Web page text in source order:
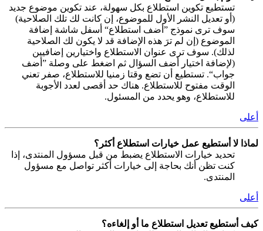
تستطيع تكوين استطلاع بكل سهولة، عند تكوين موضوع جديد
(أو تعديل النشر الأول للموضوع، إن كانت لك تلك الصلاحية)
سوف ترى نموذج ”أضف استطلاع“ أسفل شاشة إضافة
الموضوع (إن لم ترَ هذه الإضافة قد لا يكون لك الصلاحية
لذلك). سوف ترى عنوان الاستطلاع واختيارين إضافيين
(لإضافة اختيار أضف السؤال ثم اضغط على وصلة ”أضف
جواب“. تستطيع أن تضع وقتا زمنيا للاستطلاع، صفر تعني
الوقت مفتوح للاستطلاع. هناك حد أقصى لعدد الأجوبة
للاستطلاع، وهو يحدد من المسئول.
أعلى
لماذا لا أستطيع عمل خيارات استطلاع أكثر؟
تحديد خيارات الاستطلاع يضبط من قبل مسؤول المنتدى، إذا
كنت تظن أنك بحاجة إلى خيارات أكثر تواصل مع مسؤول
المنتدى.
أعلى
كيف أستطيع تعديل استطلاع ما أو إلغاءه؟